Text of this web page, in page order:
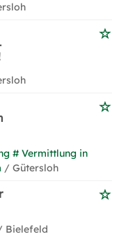
# Vermittlung in
/ Gütersloh
Bielefeld